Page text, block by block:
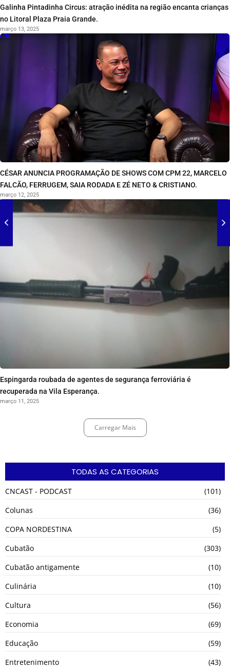
Galinha Pintadinha Circus: atração inédita na região encanta crianças
no Litoral Plaza Praia Grande.
março 13, 2025
CÉSAR ANUNCIA PROGRAMAÇÃO DE SHOWS COM CPM 22, MARCELO
FALCÃO, FERRUGEM, SAIA RODADA E ZÉ NETO & CRISTIANO.
março 12, 2025
Espingarda roubada de agentes de segurança ferroviária é
recuperada na Vila Esperança.
março 11, 2025
Carregar Mais
TODAS AS CATEGORIAS
CNCAST - PODCAST
(101)
Colunas
(36)
COPA NORDESTINA
(5)
Cubatão
(303)
Cubatão antigamente
(10)
Culinária
(10)
Cultura
(56)
Economia
(69)
Educação
(59)
Entretenimento
(43)